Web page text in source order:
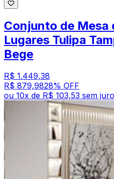
Conjunto de Mesa
Lugares Tulipa
Bege
R$ 1.449,38
R$ 879,9828% OFF
ou 10x de R$ 103,53 sem